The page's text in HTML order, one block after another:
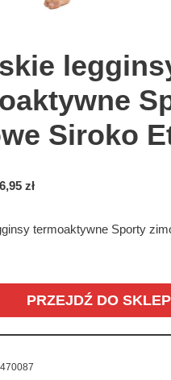
Siroko
zł
termoaktywne Sporty
PRZEJDŹ DO